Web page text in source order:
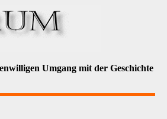
Umgang mit der Geschichte